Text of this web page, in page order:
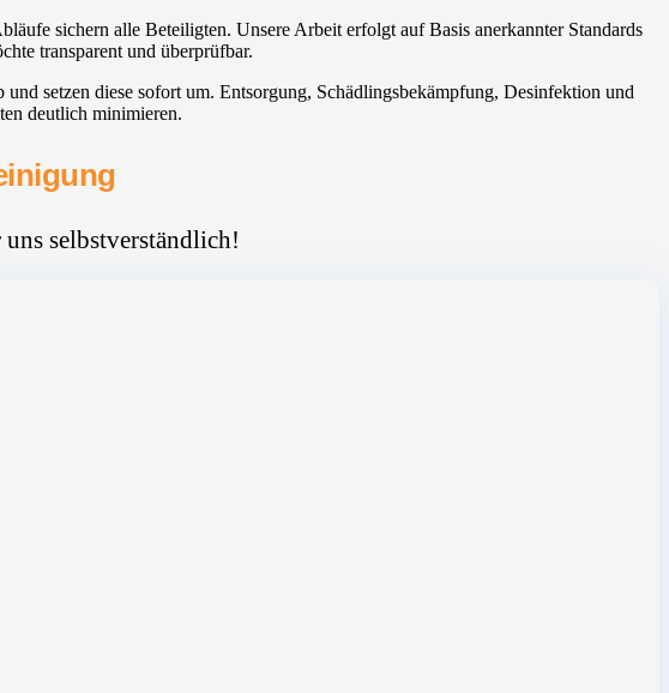
sichern alle Beteiligten. Unsere Arbeit erfolgt auf Basis anerkannter Standards
transparent und überprüfbar.
setzen diese sofort um. Entsorgung, Schädlingsbekämpfung, Desinfektion und
deutlich minimieren.
selbstverständlich!